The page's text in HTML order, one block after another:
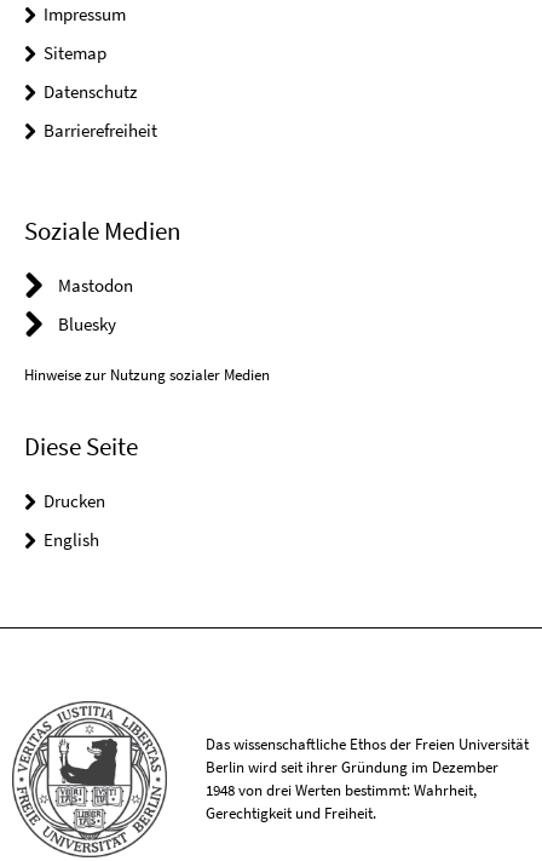
Impressum
Sitemap
Datenschutz
Barrierefreiheit
Soziale Medien
Mastodon
Bluesky
Hinweise zur Nutzung sozialer Medien
Diese Seite
Drucken
English
Das wissenschaftliche Ethos der Freien Universität
Berlin wird seit ihrer Gründung im Dezember
1948 von drei Werten bestimmt: Wahrheit,
Gerechtigkeit und Freiheit.